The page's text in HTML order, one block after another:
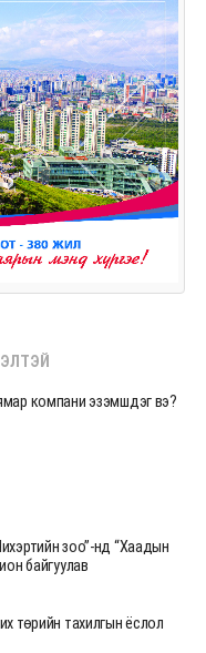
компани эзэмшдэг вэ?
зоо”-нд “Хаадын
байгуулав
төрийн тахилгын ёслол